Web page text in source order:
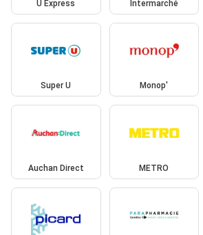
U Express Intermarché
Super U Monop'
Auchan Direct METRO